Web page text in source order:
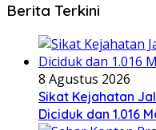
Berita Terkini
8 Agustus 2026
Sikat Kejahatan
Diciduk dan 1.016